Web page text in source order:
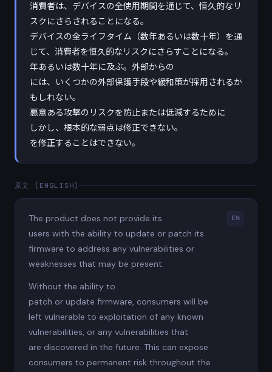
消費者は、デバイスの全使用期間を通じて、恒久的なリ
スクにさらされることになる。
デバイスの全ライフタイム（数年あるいは数十年）を通
じて、消費者を恒久的なリスクにさらすことになる。
年あるいは数十年に及ぶ。外部からの
には、いくつかの外部保護手段や緩和策が採用されるか
もしれない。
悪意ある攻撃のリスクを防止または低減するために
しかし、根本的な弱点は修正できない。
を修正することはできない。
原文 (ENGLISH)
EN
The product does not provide its
users with the ability to update or patch its
firmware to address any vulnerabilities or
weaknesses that may be present.
Without the ability to
patch or update firmware, consumers will be
left vulnerable to exploitation of any known
vulnerabilities, or any vulnerabilities that
are discovered in the future. This can expose
consumers to permanent risk throughout the